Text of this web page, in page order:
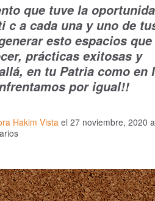
que tuve la
c a cada una y uno de
esto espacios que
prácticas exitosas y
en tu Patria como en
por igual!!
Hakim Vista el 27 noviembre, 2020 a